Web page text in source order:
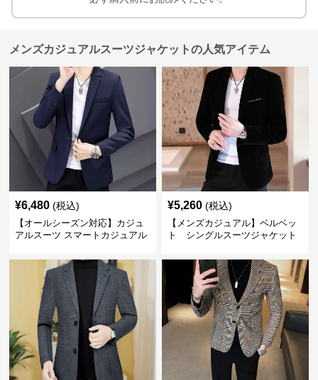
メンズカジュアルスーツジャケットの人気アイテム
¥6,480 (税込)
【オールシーズン対応】カジュ
アルスーツ スマートカジュアル
¥5,260 (税込)
【メンズカジュアル】ベルベッ
ト シングルスーツジャケット